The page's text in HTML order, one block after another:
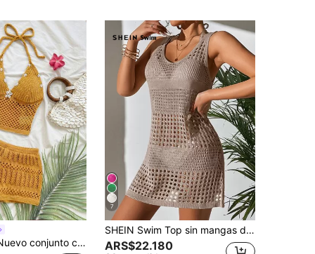
2 piezas de top de tirantes y shorts de punto para vacaciones
7
SHEIN Swim Top sin mangas de punto tejido a ganchillo con diseño calado, de moda minimalista para usar a diario o de vacaciones
ARS$22.180